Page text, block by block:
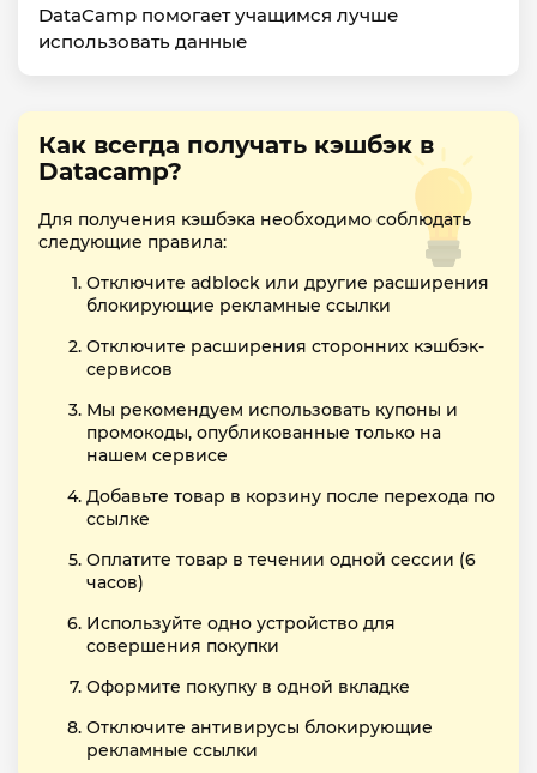
DataCamp помогает учащимся лучше
использовать данные
Как всегда получать кэшбэк в
Datacamp?
Для получения кэшбэка необходимо соблюдать
следующие правила:
Отключите adblock или другие расширения
блокирующие рекламные ссылки
Отключите расширения сторонних кэшбэк-
сервисов
Мы рекомендуем использовать купоны и
промокоды, опубликованные только на
нашем сервисе
Добавьте товар в корзину после перехода по
ссылке
Оплатите товар в течении одной сессии (6
часов)
Используйте одно устройство для
совершения покупки
Оформите покупку в одной вкладке
Отключите антивирусы блокирующие
рекламные ссылки